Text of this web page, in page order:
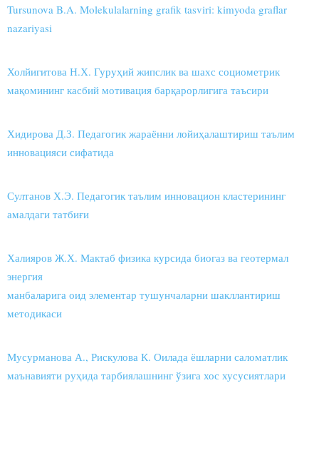
Tursunova B.A. Molekulalarning grafik tasviri: kimyoda graflar
nazariyasi
Холйигитова Н.Х. Гуруҳий жипслик ва шахс социометрик
мақомининг касбий мотивация барқарорлигига таъсири
Хидирова Д.З. Педагогик жараённи лойиҳалаштириш таълим
инновацияси сифатида
Султанов Х.Э. Педагогик таълим инновацион кластерининг
амалдаги татбиғи
Халияров Ж.Х. Мактаб физика курсида биогаз ва геотермал
энергия
манбаларига оид элементар тушунчаларни шакллантириш
методикаси
Мусурманова А., Рискулова К. Оилада ёшларни саломатлик
маънавияти руҳида тарбиялашнинг ўзига хос хусусиятлари